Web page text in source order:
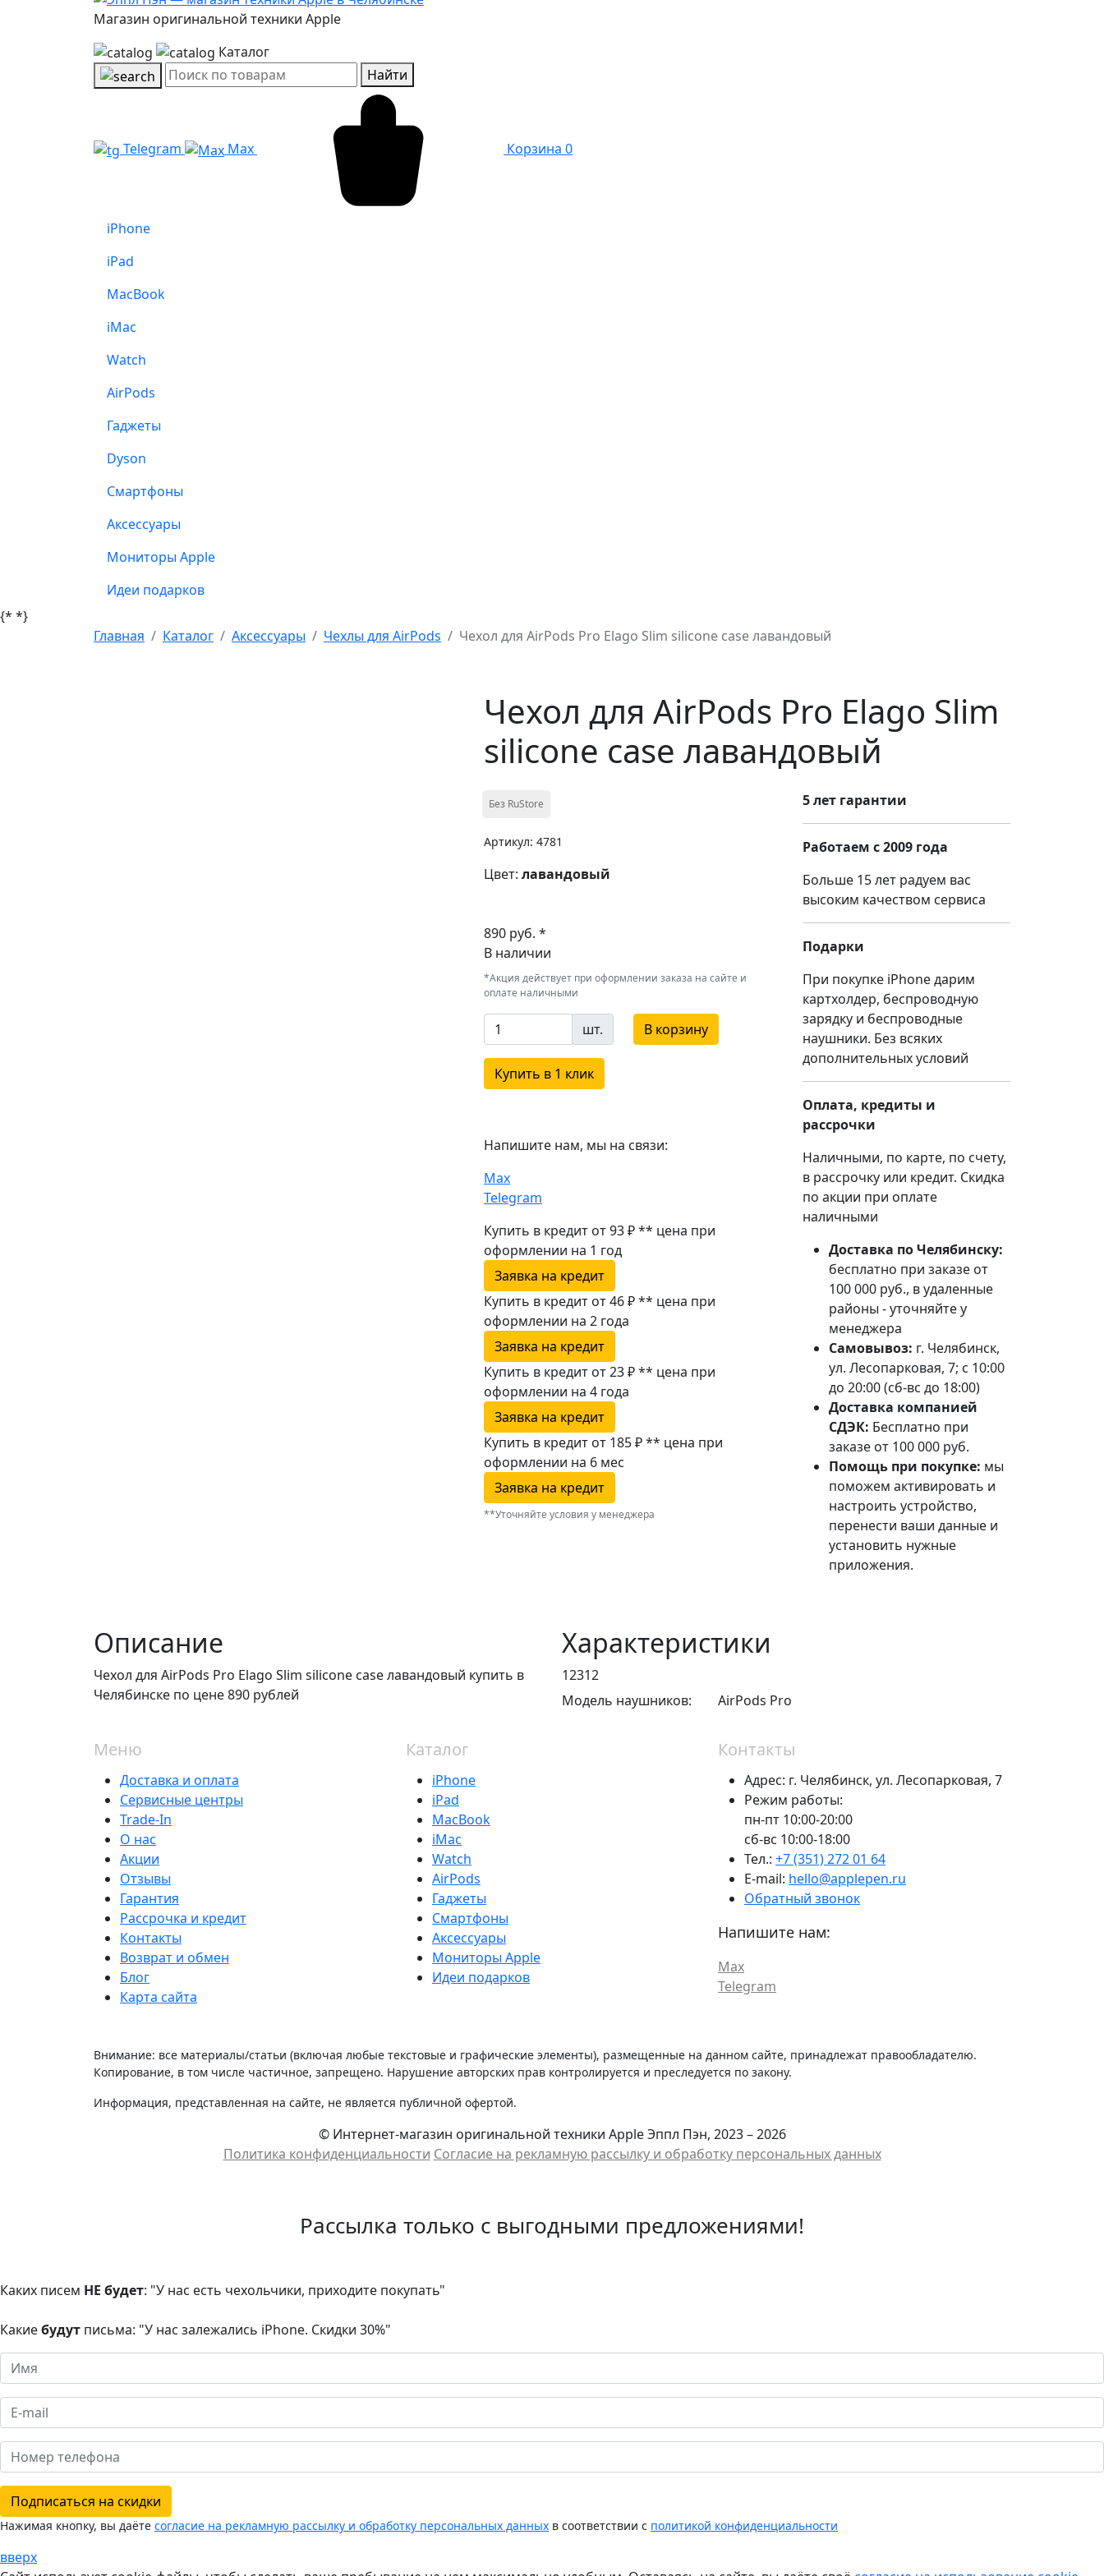
Магазин оригинальной техники Apple
Каталог
Найти
Telegram Max Корзина 0
iPhone
iPad
MacBook
iMac
Watch
AirPods
Гаджеты
Dyson
Смартфоны
Аксессуары
Мониторы Apple
Идеи подарков
{* *}
Главная
Каталог Аксессуары Чехлы для AirPods Чехол для AirPods Pro Elago Slim silicone case лавандовый
Чехол для AirPods Pro Elago Slim
silicone case лавандовый
Без RuStore
Артикул: 4781
Цвет: лавандовый
890 руб. *
В наличии
*Акция действует при оформлении заказа на сайте и
оплате наличными
шт. В корзину
Купить в 1 клик
Напишите нам, мы на связи:
Max
Telegram
Купить в кредит от 93 ₽** цена при
оформлении на 1 год
Заявка на кредит
Купить в кредит от 46 ₽** цена при
оформлении на 2 года
Заявка на кредит
Купить в кредит от 23 ₽** цена при
оформлении на 4 года
Заявка на кредит
Купить в кредит от 185 ₽** цена при
оформлении на 6 мес
Заявка на кредит
**Уточняйте условия у менеджера
5 лет гарантии
Работаем с 2009 года
Больше 15 лет радуем вас
высоким качеством сервиса
Подарки
При покупке iPhone дарим
картхолдер, беспроводную
зарядку и беспроводные
наушники. Без всяких
дополнительных условий
Оплата, кредиты и
рассрочки
Наличными, по карте, по счету,
в рассрочку или кредит. Скидка
по акции при оплате
наличными
Доставка по Челябинску:
бесплатно при заказе от
100 000 руб., в удаленные
районы - уточняйте у
менеджера
Самовывоз: г. Челябинск,
ул. Лесопарковая, 7; с 10:00
до 20:00 (сб-вс до 18:00)
Доставка компанией
СДЭК: Бесплатно при
заказе от 100 000 руб.
Помощь при покупке: мы
поможем активировать и
настроить устройство,
перенести ваши данные и
установить нужные
приложения.
Описание
Чехол для AirPods Pro Elago Slim silicone case лавандовый купить в
Челябинске по цене 890 рублей
Характеристики
12312
Модель наушников:
AirPods Pro
Меню
Доставка и оплата
Сервисные центры
Trade-In
О нас
Акции
Отзывы
Гарантия
Рассрочка и кредит
Контакты
Возврат и обмен
Блог
Карта сайта
Каталог
iPhone
iPad
MacBook
iMac
Watch
AirPods
Гаджеты
Смартфоны
Аксессуары
Мониторы Apple
Идеи подарков
Контакты
Адрес: г. Челябинск, ул. Лесопарковая, 7
Режим работы:
пн-пт 10:00-20:00
сб-вс 10:00-18:00
Тел.: +7 (351) 272 01 64
E-mail: hello@applepen.ru
Обратный звонок
Напишите нам:
Max
Telegram
Внимание: все материалы/статьи (включая любые текстовые и графические элементы), размещенные на данном сайте, принадлежат правообладателю.
Копирование, в том числе частичное, запрещено. Нарушение авторских прав контролируется и преследуется по закону.
Информация, представленная на сайте, не является публичной офертой.
© Интернет-магазин оригинальной техники Apple Эппл Пэн, 2023 – 2026
Политика конфиденциальности Cогласие на рекламную рассылку и обработку персональных данных
Рассылка только с выгодными предложениями!
Каких писем НЕ будет: "У нас есть чехольчики, приходите покупать"
Какиебудут письма: "У нас залежались iPhone. Скидки 30%"
Подписаться на скидки
Нажимая кнопку, вы даёте согласие на рекламную рассылку и обработку персональных данных в соответствии с политикой конфиденциальности
вверх